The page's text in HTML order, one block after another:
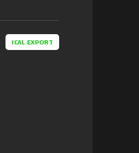
ICAL EXPORT